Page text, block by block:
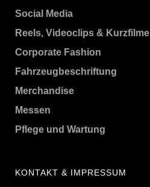
Social Media
Reels, Videoclips & Kurzfilme
Corporate Fashion
Fahrzeugbeschriftung
Merchandise
Messen
Pflege und Wartung
KONTAKT & IMPRESSUM